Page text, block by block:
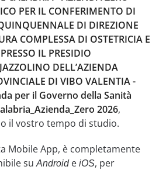
PER IL CONFERIMENTO DI
DI DIREZIONE
COMPLESSA DI OSTETRICIA E
IL PRESIDIO
DELL’AZIENDA
DI VIBO VALENTIA -
per il Governo della Sanità
2026,
il vostro tempo di studio.
Mobile App, è completamente
suAndroide iOS, per